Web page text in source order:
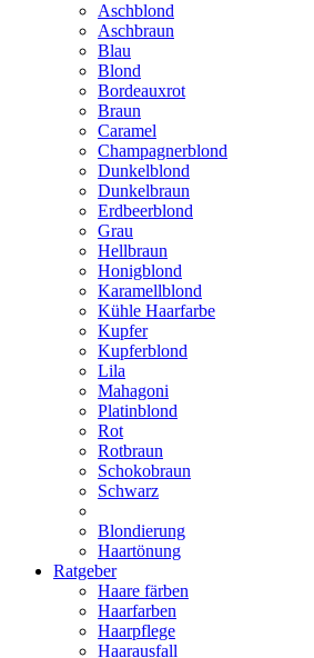
Aschblond
Aschbraun
Blau
Blond
Bordeauxrot
Braun
Caramel
Champagnerblond
Dunkelblond
Dunkelbraun
Erdbeerblond
Grau
Hellbraun
Honigblond
Karamellblond
Kühle Haarfarbe
Kupfer
Kupferblond
Lila
Mahagoni
Platinblond
Rot
Rotbraun
Schokobraun
Schwarz
Blondierung
Haartönung
Ratgeber
Haare färben
Haarfarben
Haarpflege
Haarausfall